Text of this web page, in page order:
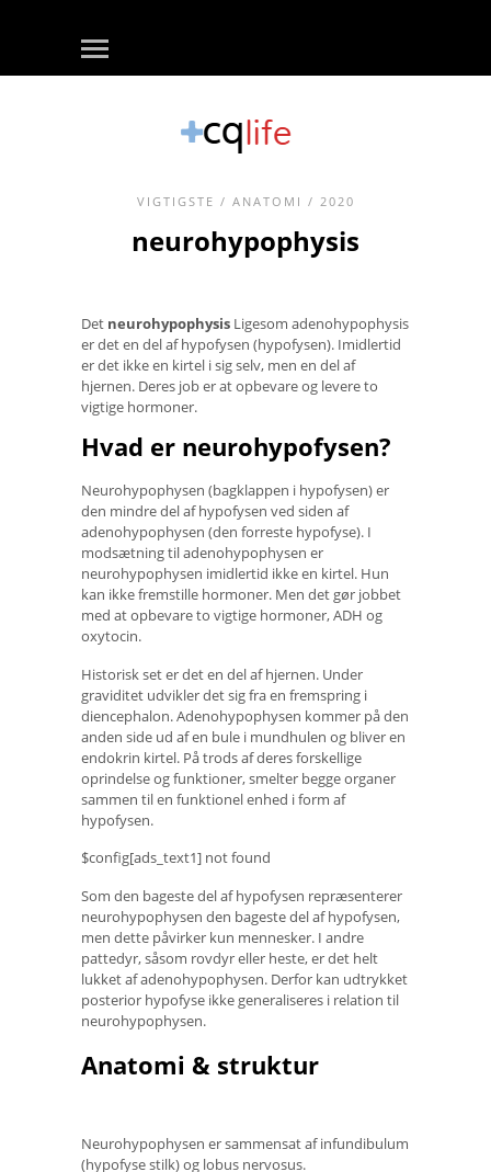
VIGTIGSTE / ANATOMI / 2020
neurohypophysis
Det neurohypophysis Ligesom adenohypophysis
er det en del af hypofysen (hypofysen). Imidlertid
er det ikke en kirtel i sig selv, men en del af
hjernen. Deres job er at opbevare og levere to
vigtige hormoner.
Hvad er neurohypofysen?
Neurohypophysen (bagklappen i hypofysen) er
den mindre del af hypofysen ved siden af ​​
adenohypophysen (den forreste hypofyse). I
modsætning til adenohypophysen er
neurohypophysen imidlertid ikke en kirtel. Hun
kan ikke fremstille hormoner. Men det gør jobbet
med at opbevare to vigtige hormoner, ADH og
oxytocin.
Historisk set er det en del af hjernen. Under
graviditet udvikler det sig fra en fremspring i
diencephalon. Adenohypophysen kommer på den
anden side ud af en bule i mundhulen og bliver en
endokrin kirtel. På trods af deres forskellige
oprindelse og funktioner, smelter begge organer
sammen til en funktionel enhed i form af
hypofysen.
$config[ads_text1] not found
Som den bageste del af hypofysen repræsenterer
neurohypophysen den bageste del af hypofysen,
men dette påvirker kun mennesker. I andre
pattedyr, såsom rovdyr eller heste, er det helt
lukket af adenohypophysen. Derfor kan udtrykket
posterior hypofyse ikke generaliseres i relation til
neurohypophysen.
Anatomi & struktur
Neurohypophysen er sammensat af infundibulum
(hypofyse stilk) og lobus nervosus.